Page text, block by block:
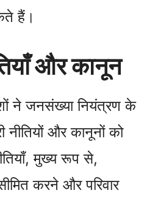
हैं।
और कानून
ने जनसंख्या नियंत्रण के
नीतियों और कानूनों को
मुख्य रूप से,
करने और परिवार